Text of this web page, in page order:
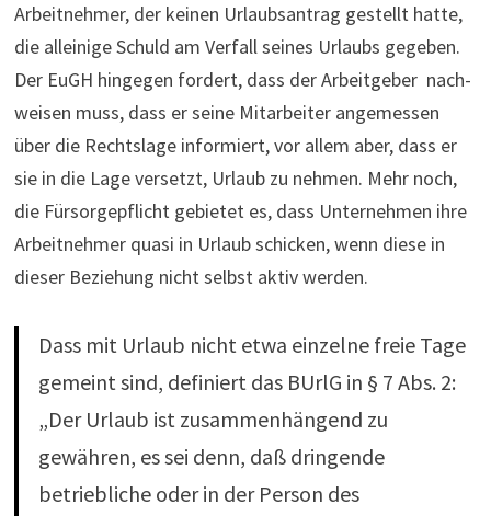
Arbeitnehmer, der keinen Urlaubsantrag gestellt hatte,
die alleinige Schuld am Verfall seines Urlaubs gegeben.
Der EuGH hingegen fordert, dass der Arbeit­geber nach­
weisen muss, dass er seine Mit­ar­beiter ange­messen
über die Rechtslage informiert, vor allem aber, dass er
sie in die Lage ver­setzt, Urlaub zu nehmen. Mehr noch,
die Fürsorgepflicht gebietet es, dass Unternehmen ihre
Arbeitnehmer quasi in Urlaub schicken, wenn diese in
dieser Beziehung nicht selbst aktiv werden.
Dass mit Urlaub nicht etwa einzelne freie Tage
gemeint sind, definiert das BUrlG in § 7 Abs. 2:
„Der Urlaub ist zusammenhängend zu
gewähren, es sei denn, daß dringende
betriebliche oder in der Person des